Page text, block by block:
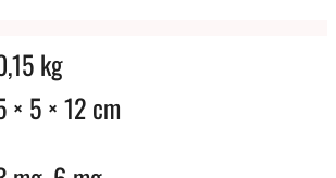
kg
× 5 × 12 cm